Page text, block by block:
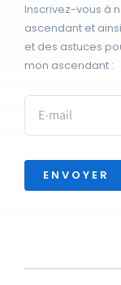
Inscrivez-vous à
ascendant et
et des astuces
mon ascendant :
ENVOYER